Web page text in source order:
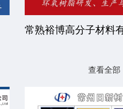
常熟裕博高分子材料
查看全部